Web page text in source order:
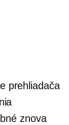
prehliadača
znova